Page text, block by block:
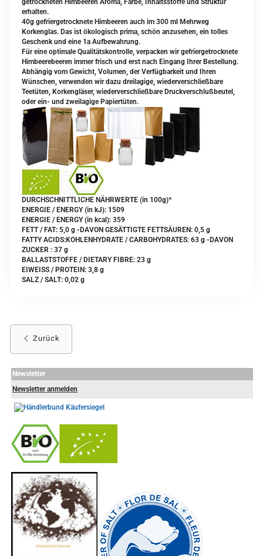
getrockneten Himbeeren Aroma, Farbe, Inhaltsstoffe und Struktur
erhalten.
40g gefriergetrocknete Himbeeren auch im 300 ml Mehrweg
Korkenglas. Das ist ökologisch prima, schön anzusehen, ein tolles
Geschenk und eine 1a Aufbewahrung.
Für eine optimale Qualitätskontrolle, verpacken wir gefriergetrocknete
Himbeerebeeren immer frisch und erst nach Eingang Ihrer Bestellung.
Abhängig vom Gewicht, Volumen, der Verfügbarkeit und Ihren
Wünschen, verwenden wir dazu dreilagige, wiederverschließbare
Teetüten, Korkengläser, wiederverschließbare Druckverschlußbeutel,
oder ein- und zweilagige Papiertüten.
DURCHSCHNITTLICHE NÄHRWERTE (in 100g)*
ENERGIE / ENERGY (in kJ): 1509
ENERGIE / ENERGY (in kcal): 359
FETT / FAT: 5,0 g -DAVON GESÄTTIGTE FETTSÄUREN: 0,5 g
FATTY ACIDS:KOHLENHYDRATE / CARBOHYDRATES: 63 g -DAVON
ZUCKER : 37 g
BALLASTSTOFFE / DIETARY FIBRE: 23 g
EIWEISS / PROTEIN: 3,8 g
SALZ / SALT: 0,02 g
Zurück
Newsletter
Newsletter anmelden